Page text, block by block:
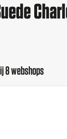
8 webshops